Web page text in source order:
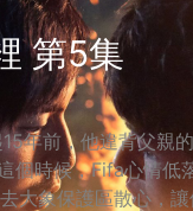
第5集
年前，他違背父親
個時候，Fifa心情低
大象保護區散心，